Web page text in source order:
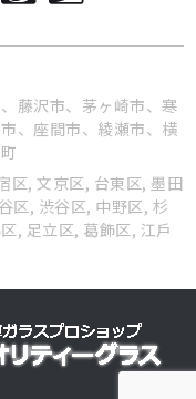
藤沢市、茅ヶ崎市、寒
、座間市、綾瀬市、横
区, 文京区, 台東区, 墨田
区, 渋谷区, 中野区, 杉
, 足立区, 葛飾区, 江戶